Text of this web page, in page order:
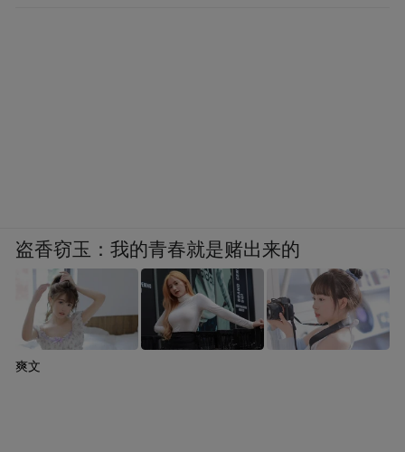
盗香窃玉：我的青春就是赌出来的
爽文